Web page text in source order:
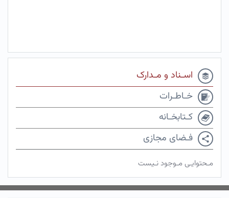
اسـناد و مـدارک
خـاطـرات
کـتابخـانه
فـضای مجازی
مـحتوایـی مـوجود نـیست